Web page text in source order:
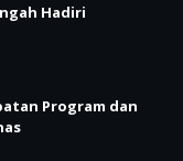
Hadiri
Program dan